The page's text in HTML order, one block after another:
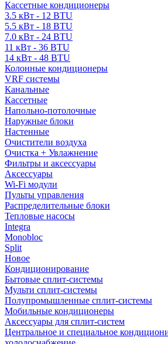
Кассетные кондиционеры
3.5 кВт - 12 BTU
5.5 кВт - 18 BTU
7.0 кВт - 24 BTU
11 кВт - 36 BTU
14 кВт - 48 BTU
Колонные кондиционеры
VRF системы
Канальные
Кассетные
Напольно-потолочные
Наружные блоки
Настенные
Очистители воздуха
Очистка + Увлажнение
Фильтры и аксессуары
Аксессуары
Wi-Fi модули
Пульты управления
Распределительные блоки
Тепловые насосы
Integra
Monobloc
Split
Новое
Кондиционирование
Бытовые сплит-системы
Мульти сплит-системы
Полупромышленные сплит-системы
Мобильные кондиционеры
Аксессуары для сплит-систем
Центральное и специальное